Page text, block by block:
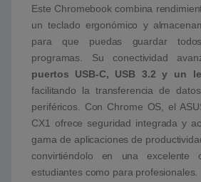
Este Chromebook combina
un teclado ergonómico y
para que puedas guardar
programas. Su conectividad
puertos USB-C, USB 3.2 y un
facilitando la transferencia de
periféricos. Con Chrome OS, el
CX1 ofrece seguridad integrada y
gama de aplicaciones de
convirtiéndolo en una excelente
estudiantes como para profesionales.